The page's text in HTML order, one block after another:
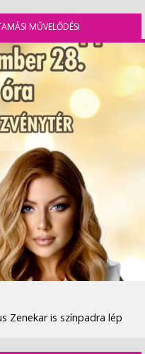
MŰVELŐDÉSI
Zenekar is színpadra lép